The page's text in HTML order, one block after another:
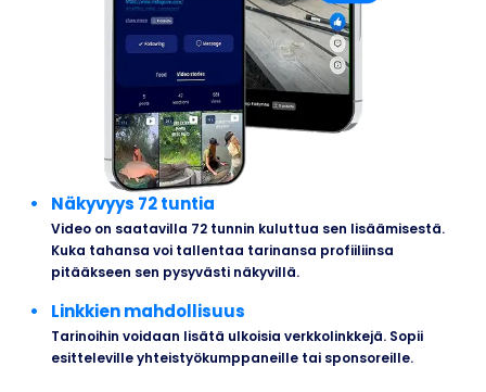
Näkyvyys 72 tuntia
Video on saatavilla 72 tunnin kuluttua sen lisäämisestä.
Kuka tahansa voi tallentaa tarinansa profiiliinsa
pitääkseen sen pysyvästi näkyvillä.
Linkkien mahdollisuus
Tarinoihin voidaan lisätä ulkoisia verkkolinkkejä. Sopii
esitteleville yhteistyökumppaneille tai sponsoreille.